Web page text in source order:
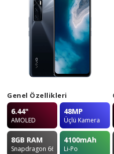
Genel Özellikleri
6.44"
AMOLED
48MP
Üçlü Kamera
8GB RAM
Snapdragon 665
4100mAh
Li-Po